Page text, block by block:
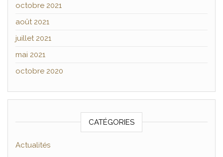
octobre 2021
août 2021
juillet 2021
mai 2021
octobre 2020
CATÉGORIES
Actualités